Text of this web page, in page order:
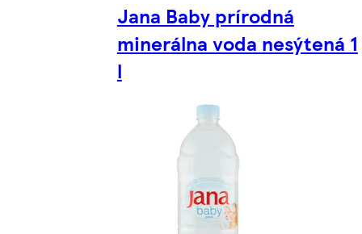
Jana Baby prírodná
minerálna voda nesýtená 1
l